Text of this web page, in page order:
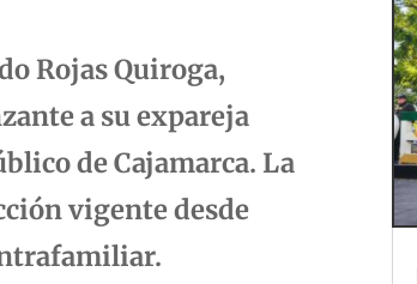
Rojas Quiroga,
a su expareja
de Cajamarca. La
vigente desde